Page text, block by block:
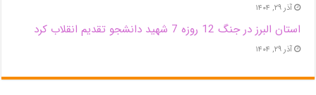
آذر ۲۹, ۱۴۰۴
استان البرز در جنگ 12 روزه 7 شهید دانشجو تقدیم انقلاب کرد
آذر ۲۹, ۱۴۰۴